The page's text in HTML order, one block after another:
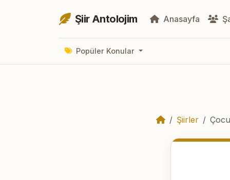
Şiir Antolojim Anasayfa
Popüler Konular
Şiirler